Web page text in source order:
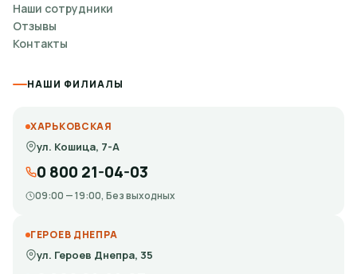
Наши сотрудники
Отзывы
Контакты
НАШИ ФИЛИАЛЫ
ХАРЬКОВСКАЯ
ул. Кошица, 7-А
0 800 21-04-03
09:00 — 19:00, Без выходных
ГЕРОЕВ ДНЕПРА
ул. Героев Днепра, 35